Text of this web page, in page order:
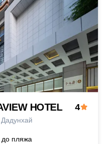
HOTEL
Дадунхай
4
пляжа